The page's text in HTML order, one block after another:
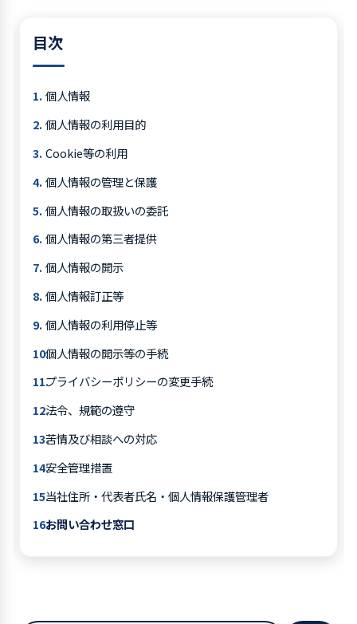
目次
個人情報
個人情報の利用目的
Cookie等の利用
個人情報の管理と保護
個人情報の取扱いの委託
個人情報の第三者提供
個人情報の開示
個人情報訂正等
個人情報の利用停止等
個人情報の開示等の手続
プライバシーポリシーの変更手続
法令、規範の遵守
苦情及び相談への対応
安全管理措置
当社住所・代表者氏名・個人情報保護管理者
お問い合わせ窓口